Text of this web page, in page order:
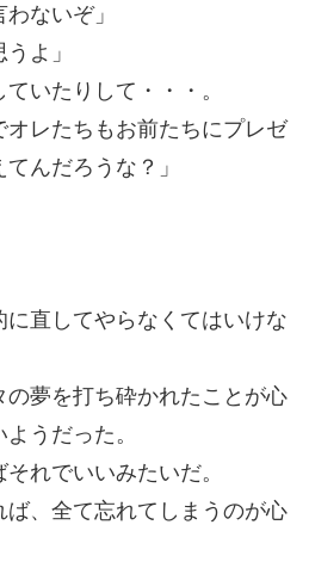
ないぞ」
よ」
いたりして・・・。
オレたちもお前たちにプレゼ
んだろうな？」
に直してやらなくてはいけな
の夢を打ち砕かれたことが心
うだった。
れでいいみたいだ。
ば、全て忘れてしまうのが心